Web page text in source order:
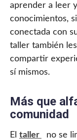
aprender a leer
conocimientos,
conectada con
taller también
compartir
sí mismos.
Más que
comunidad
El taller
no se